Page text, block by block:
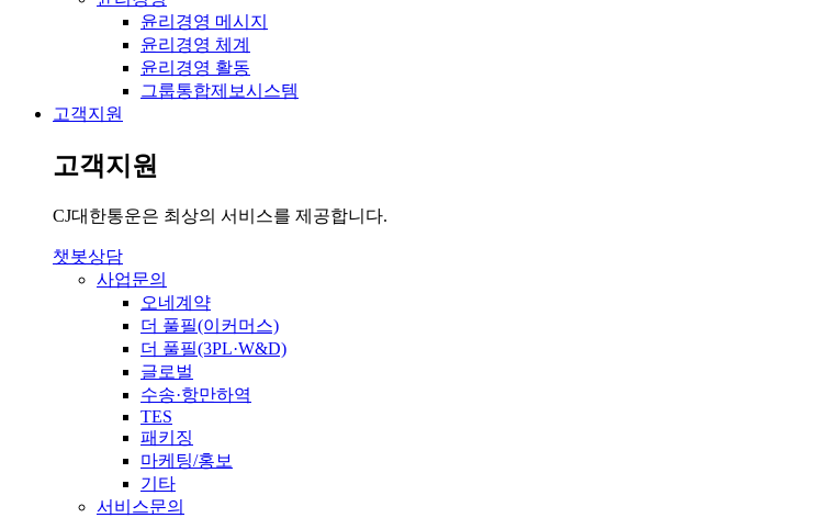
윤리경영 메시지
윤리경영 체계
윤리경영 활동
그룹통합제보시스템
고객지원
고객지원
CJ대한통운은 최상의 서비스를 제공합니다.
챗봇상담
사업문의
오네계약
더 풀필(이커머스)
더 풀필(3PL·W&D)
글로벌
수송·항만하역
TES
패키징
마케팅/홍보
기타
서비스문의